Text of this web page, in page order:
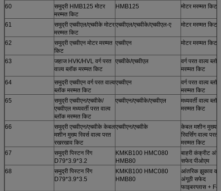
60
समुद्री HMB125 मोटर
मरम्मत किट
HMB125 मोटर मरम्मत किट
61
समुद्री एचवीएल/एचवीके मोटर
मरम्मत किट
एचवीएल/एचवीके/एचवीएल-ए मोटर मरम्मत किट
62
समुद्री एचवीएन मोटर मरम्मत
किट
एचवीएन मोटर मरम्मत किट
63
जहाज HVK/HVL वर्ग परत
वाल्व ब्लॉक मरम्मत किट
एचवीके/एचवीएल
वर्ग परत वाल्व ब्लॉक
मरम्मत किट
64
समुद्री एचवीएन वर्ग परत वाल्व
ब्लॉक मरम्मत किट
एचवीएन
वर्ग परत वाल्व ब्लॉक
मरम्मत किट
65
समुद्री एचवीएन/एचवीके/
एचवीएल मध्यवर्ती परत वाल्व
ब्लॉक मरम्मत किट
एचवीएन/एचवीके/एचवीएल
मध्यवर्ती वाल्व ब्लॉक
मरम्मत किट
66
समुद्री एचवीएन/एचवीके केबल
मशीन मुख्य रिवर्स वाल्व परत
रखरखाव किट
एचवीएन/एचवीके
केबल मशीन मुख्य
रिवर्सिंग वाल्व परत
मरम्मत किट
67
समुद्री पिस्टन रिंग
D79*3.9*3.2
KMKB100 HMC080
HMB80
बाहरी कंक्रीट
सफेद पीओएम
68
समुद्री पिस्टन रिंग
D79*3.9*3.5
KMKB100 HMC080
HMB80
आंतरिक झुकाव
अंगूठी सफेद
फाइबरग्लास + F4